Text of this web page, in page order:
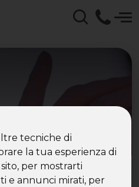
tecniche di
la tua esperienza di
per mostrarti
e annunci mirati, per
i single in